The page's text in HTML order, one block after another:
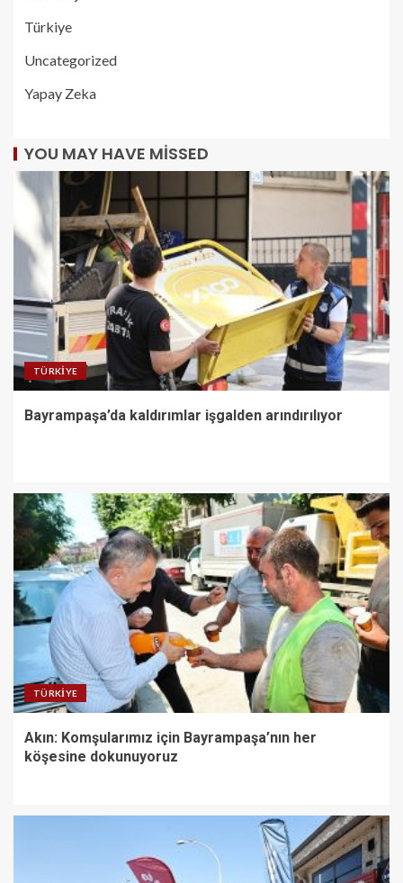
Türkiye
Uncategorized
Yapay Zeka
YOU MAY HAVE MISSED
TÜRKIYE
Bayrampaşa’da kaldırımlar işgalden arındırılıyor
TÜRKIYE
Akın: Komşularımız için Bayrampaşa’nın her
köşesine dokunuyoruz